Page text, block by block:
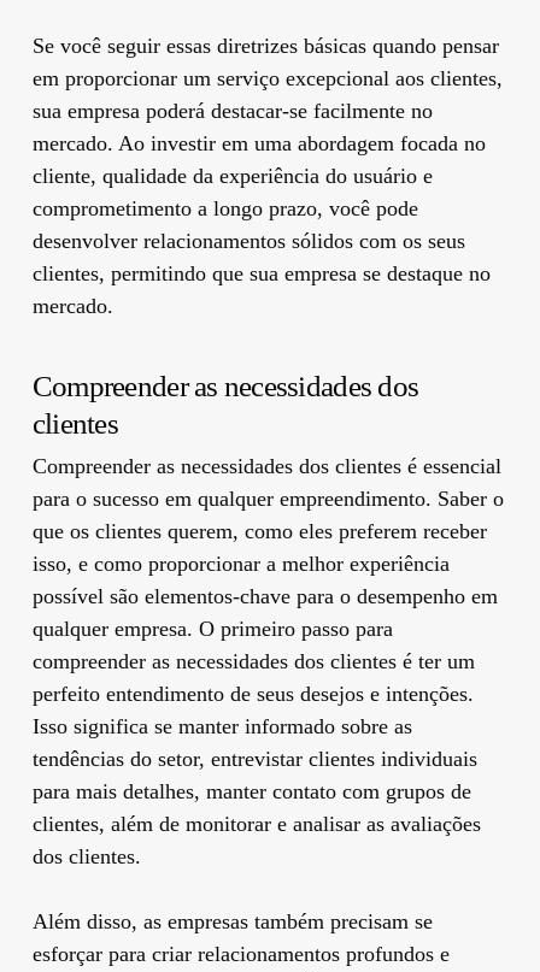
Se você seguir essas diretrizes básicas quando pensar
em proporcionar um serviço excepcional aos clientes,
sua empresa poderá destacar-se facilmente no
mercado. Ao investir em uma abordagem focada no
cliente, qualidade da experiência do usuário e
comprometimento a longo prazo, você pode
desenvolver relacionamentos sólidos com os seus
clientes, permitindo que sua empresa se destaque no
mercado.
Compreender as necessidades dos
clientes
Compreender as necessidades dos clientes é essencial
para o sucesso em qualquer empreendimento. Saber o
que os clientes querem, como eles preferem receber
isso, e como proporcionar a melhor experiência
possível são elementos-chave para o desempenho em
qualquer empresa. O primeiro passo para
compreender as necessidades dos clientes é ter um
perfeito entendimento de seus desejos e intenções.
Isso significa se manter informado sobre as
tendências do setor, entrevistar clientes individuais
para mais detalhes, manter contato com grupos de
clientes, além de monitorar e analisar as avaliações
dos clientes.
Além disso, as empresas também precisam se
esforçar para criar relacionamentos profundos e